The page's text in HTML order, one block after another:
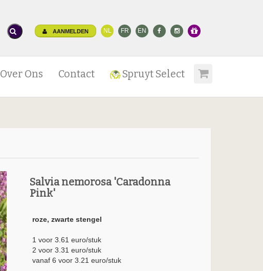
AANMELDEN NL FR EN
Over Ons Contact Spruyt Select
Salvia nemorosa 'Caradonna
Pink'
roze, zwarte stengel
1 voor 3.61 euro/stuk
2 voor 3.31 euro/stuk
vanaf 6 voor 3.21 euro/stuk